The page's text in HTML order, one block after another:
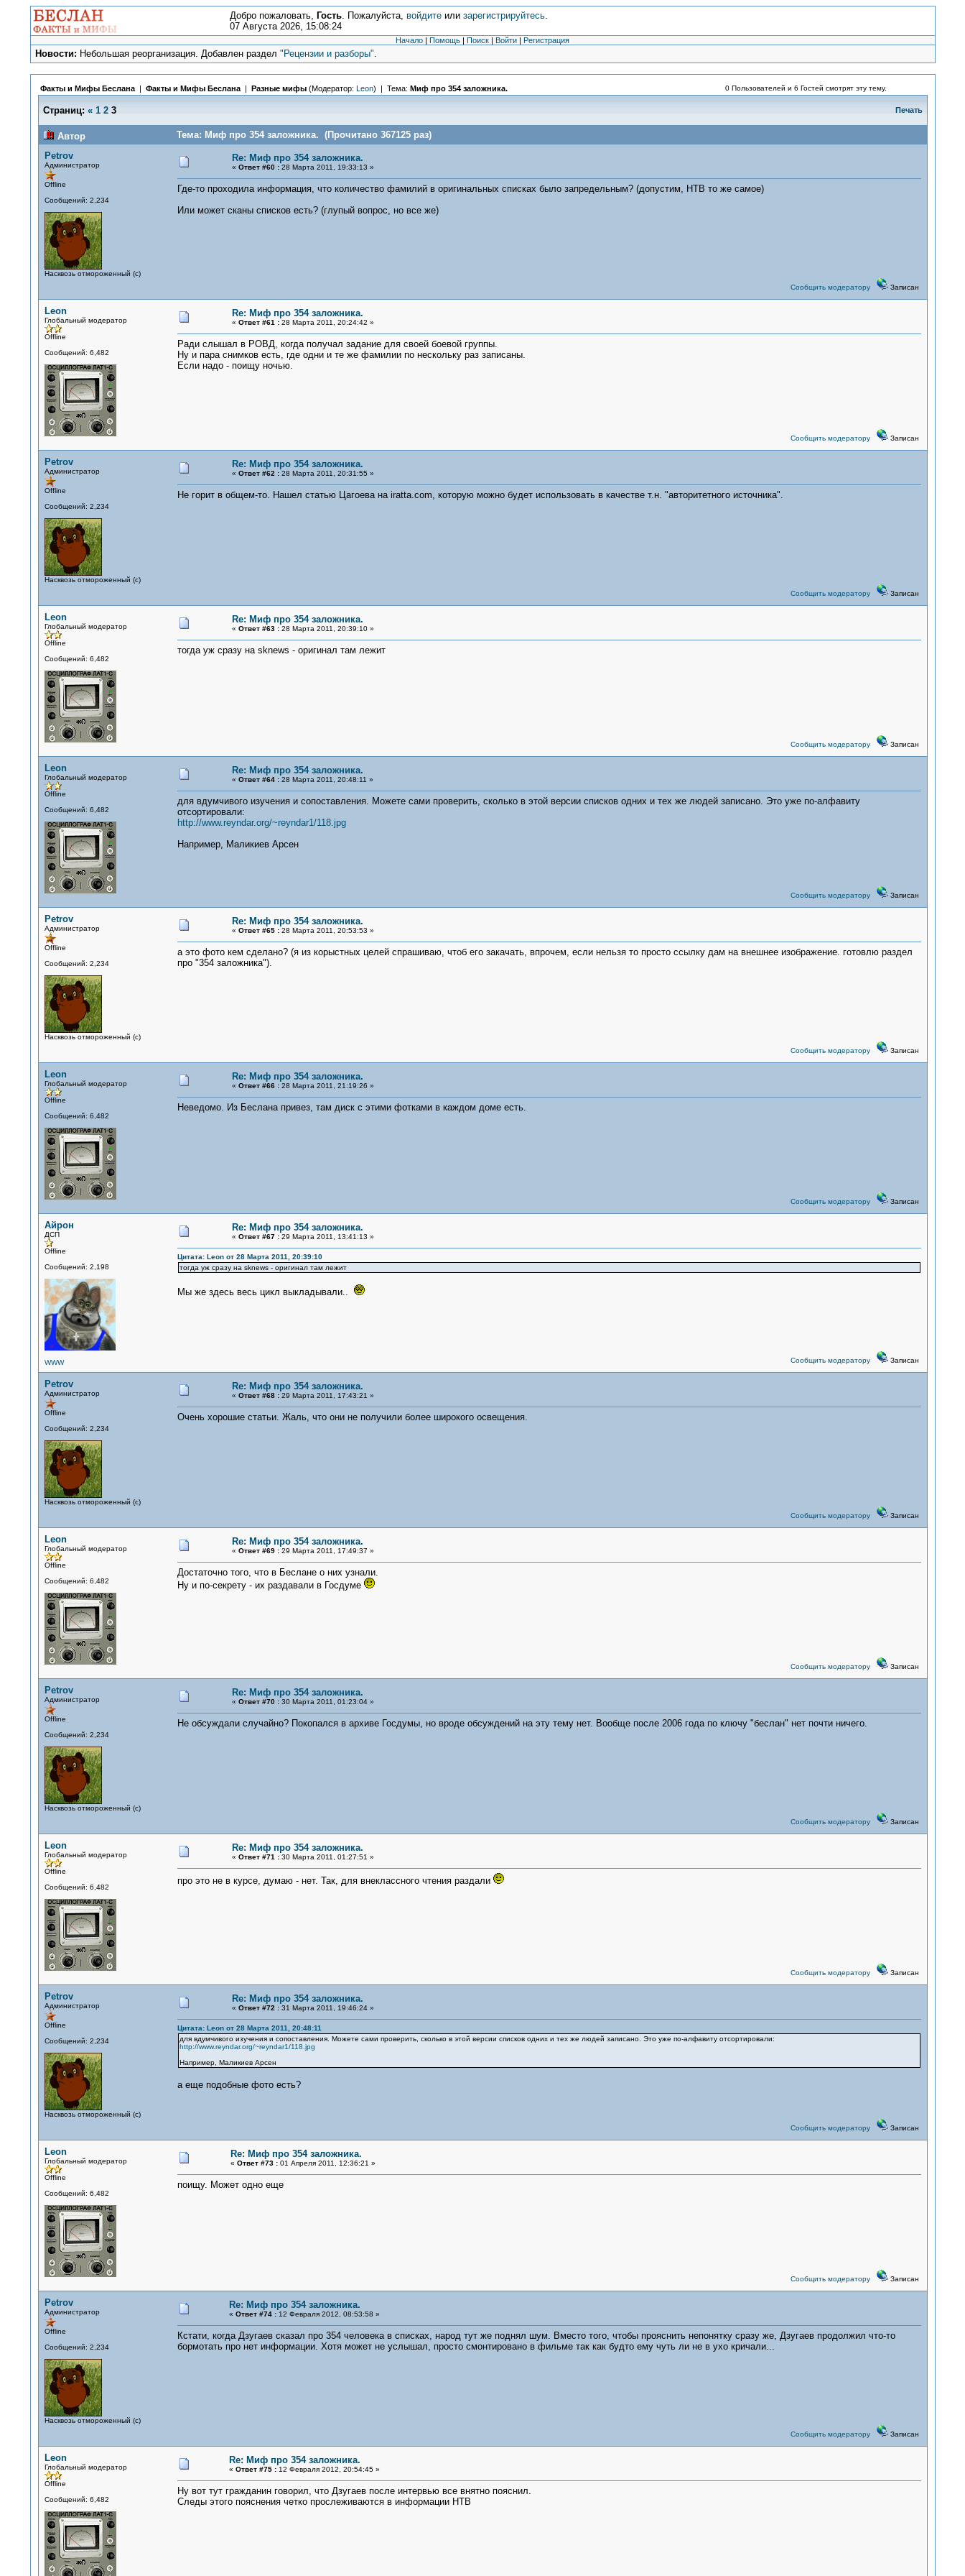
Добро пожаловать, Гость. Пожалуйста, войдитеили зарегистрируйтесь.
07 Августа 2026, 15:08:24
Начало | Помощь | Поиск | Войти | Регистрация
Новости: Небольшая реорганизация. Добавлен раздел"Рецензии и разборы".
Факты и Мифы Беслана| Факты и Мифы Беслана| Разные мифы(Модератор: Leon) | Тема: Миф про 354 заложника. 0 Пользователей и 6 Гостей смотрят эту тему.
Страниц: « 1 2 3 Печать
Автор
Тема: Миф про 354 заложника. (Прочитано 367125 раз)
Petrov
Администратор
Offline
Сообщений: 2,234
Насквозь отмороженный (с)
Re: Миф про 354 заложника.
« Ответ #60 :28 Марта 2011, 19:33:13 »
Где-то проходила информация, что количество фамилий в оригинальных списках было запредельным? (допустим, НТВ то же самое)
Или может сканы списков есть? (глупый вопрос, но все же)
Сообщить модератору Записан
Leon
Глобальный модератор
Offline
Сообщений: 6,482
Re: Миф про 354 заложника.
« Ответ #61 :28 Марта 2011, 20:24:42 »
Ради слышал в РОВД, когда получал задание для своей боевой группы.
Ну и пара снимков есть, где одни и те же фамилии по нескольку раз записаны.
Если надо - поищу ночью.
Сообщить модератору Записан
Petrov
Администратор
Offline
Сообщений: 2,234
Насквозь отмороженный (с)
Re: Миф про 354 заложника.
« Ответ #62 :28 Марта 2011, 20:31:55 »
Не горит в общем-то. Нашел статью Цагоева на iratta.com, которую можно будет использовать в качестве т.н. "авторитетного источника".
Сообщить модератору Записан
Leon
Глобальный модератор
Offline
Сообщений: 6,482
Re: Миф про 354 заложника.
« Ответ #63 :28 Марта 2011, 20:39:10 »
тогда уж сразу на sknews - оригинал там лежит
Сообщить модератору Записан
Leon
Глобальный модератор
Offline
Сообщений: 6,482
Re: Миф про 354 заложника.
« Ответ #64 :28 Марта 2011, 20:48:11 »
для вдумчивого изучения и сопоставления. Можете сами проверить, сколько в этой версии списков одних и тех же людей записано. Это уже по-алфавиту
отсортировали:
http://www.reyndar.org/~reyndar1/118.jpg
Например, Маликиев Арсен
Сообщить модератору Записан
Petrov
Администратор
Offline
Сообщений: 2,234
Насквозь отмороженный (с)
Re: Миф про 354 заложника.
« Ответ #65 :28 Марта 2011, 20:53:53 »
а это фото кем сделано? (я из корыстных целей спрашиваю, чтоб его закачать, впрочем, если нельзя то просто ссылку дам на внешнее изображение. готовлю раздел
про "354 заложника").
Сообщить модератору Записан
Leon
Глобальный модератор
Offline
Сообщений: 6,482
Re: Миф про 354 заложника.
« Ответ #66 :28 Марта 2011, 21:19:26 »
Неведомо. Из Беслана привез, там диск с этими фотками в каждом доме есть.
Сообщить модератору Записан
Айрон
ДСП
Offline
Сообщений: 2,198
WWW
Re: Миф про 354 заложника.
« Ответ #67 :29 Марта 2011, 13:41:13 »
Цитата: Leon от 28 Марта 2011, 20:39:10
тогда уж сразу на sknews - оригинал там лежит
Мы же здесь весь цикл выкладывали..
Сообщить модератору Записан
Petrov
Администратор
Offline
Сообщений: 2,234
Насквозь отмороженный (с)
Re: Миф про 354 заложника.
« Ответ #68 :29 Марта 2011, 17:43:21 »
Очень хорошие статьи. Жаль, что они не получили более широкого освещения.
Сообщить модератору Записан
Leon
Глобальный модератор
Offline
Сообщений: 6,482
Re: Миф про 354 заложника.
« Ответ #69 :29 Марта 2011, 17:49:37 »
Достаточно того, что в Беслане о них узнали.
Ну и по-секрету - их раздавали в Госдуме
Сообщить модератору Записан
Petrov
Администратор
Offline
Сообщений: 2,234
Насквозь отмороженный (с)
Re: Миф про 354 заложника.
« Ответ #70 :30 Марта 2011, 01:23:04 »
Не обсуждали случайно? Покопался в архиве Госдумы, но вроде обсуждений на эту тему нет. Вообще после 2006 года по ключу "беслан" нет почти ничего.
Сообщить модератору Записан
Leon
Глобальный модератор
Offline
Сообщений: 6,482
Re: Миф про 354 заложника.
« Ответ #71 :30 Марта 2011, 01:27:51 »
про это не в курсе, думаю - нет. Так, для внеклассного чтения раздали
Сообщить модератору Записан
Petrov
Администратор
Offline
Сообщений: 2,234
Насквозь отмороженный (с)
Re: Миф про 354 заложника.
« Ответ #72 :31 Марта 2011, 19:46:24 »
Цитата: Leon от 28 Марта 2011, 20:48:11
для вдумчивого изучения и сопоставления. Можете сами проверить, сколько в этой версии списков одних и тех же людей записано. Это уже по-алфавиту отсортировали:
http://www.reyndar.org/~reyndar1/118.jpg
Например, Маликиев Арсен
а еще подобные фото есть?
Сообщить модератору Записан
Leon
Глобальный модератор
Offline
Сообщений: 6,482
Re: Миф про 354 заложника.
« Ответ #73 :01 Апреля 2011, 12:36:21 »
поищу. Может одно еще
Сообщить модератору Записан
Petrov
Администратор
Offline
Сообщений: 2,234
Насквозь отмороженный (с)
Re: Миф про 354 заложника.
« Ответ #74 :12 Февраля 2012, 08:53:58 »
Кстати, когда Дзугаев сказал про 354 человека в списках, народ тут же поднял шум. Вместо того, чтобы прояснить непонятку сразу же, Дзугаев продолжил что-то
бормотать про нет информации. Хотя может не услышал, просто смонтировано в фильме так как будто ему чуть ли не в ухо кричали...
Сообщить модератору Записан
Leon
Глобальный модератор
Offline
Сообщений: 6,482
Re: Миф про 354 заложника.
« Ответ #75 :12 Февраля 2012, 20:54:45 »
Ну вот тут гражданин говорил, что Дзугаев после интервью все внятно пояснил.
Следы этого пояснения четко прослеживаются в информации НТВ